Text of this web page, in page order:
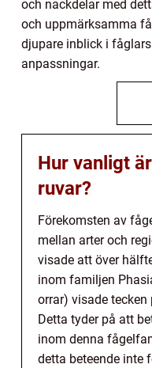
och nackdelar med
och uppmärksamma
djupare inblick i
anpassningar.
Hur vanligt
ruvar?
Förekomsten av
mellan arter och
visade att över
inom familjen
orrar) visade tecken
Detta tyder på att
inom denna
detta beteende inte